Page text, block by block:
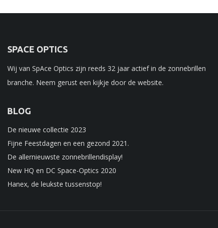
SPACE OPTICS
Wij van SpAce Optics zijn reeds 32 jaar actief in de zonnebrillen
branche. Neem gerust een kijkje door de website.
BLOG
De nieuwe collectie 2023
Fijne Feestdagen en een gezond 2021.
De allernieuwste zonnebrillendisplay!
New HQ en DC Space-Optics 2020
Hanex, de leukste tussenstop!